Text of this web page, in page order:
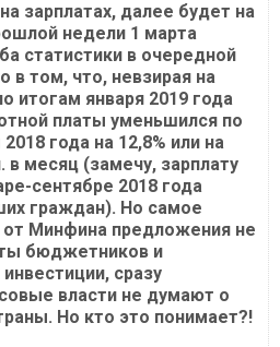
зарплатах, далее будет на
недели 1 марта
статистики в очередной
в том, что, невзирая на
итогам января 2019 года
платы уменьшился по
года на 12,8% или на
в месяц (замечу, зарплату
сентябре 2018 года
граждан). Но самое
от Минфина предложения не
бюджетников и
сразу
власти не думают о
Но кто это понимает?!